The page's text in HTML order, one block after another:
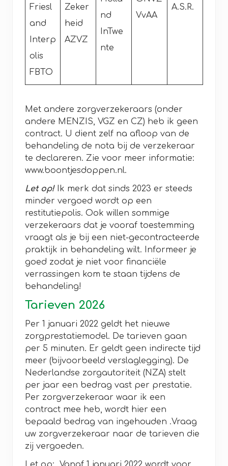
Friesl
and
Interp
olis
FBTO
Zeker
heid
AZVZ
nd
InTwe
nte
VvAA
A.S.R.
Met andere zorgverzekeraars (onder
andere MENZIS, VGZ en CZ) heb ik geen
contract. U dient zelf na afloop van de
behandeling de nota bij de verzekeraar
te declareren. Zie voor meer informatie:
www.boontjesdoppen.nl.
Let op!Ik merk dat sinds 2023 er steeds
minder vergoed wordt op een
restitutiepolis. Ook willen sommige
verzekeraars dat je vooraf toestemming
vraagt als je bij een niet-gecontracteerde
praktijk in behandeling wilt. Informeer je
goed zodat je niet voor financiële
verrassingen kom te staan tijdens de
behandeling!
Tarieven 2026
Per 1 januari 2022 geldt het nieuwe
zorgprestatiemodel. De tarieven gaan
per 5 minuten. Er geldt geen indirecte tijd
meer (bijvoorbeeld verslaglegging). De
Nederlandse zorgautoriteit (NZA) stelt
per jaar een bedrag vast per prestatie.
Per zorgverzekeraar waar ik een
contract mee heb, wordt hier een
bepaald bedrag van ingehouden .Vraag
uw zorgverzekeraar naar de tarieven die
zij vergoeden.